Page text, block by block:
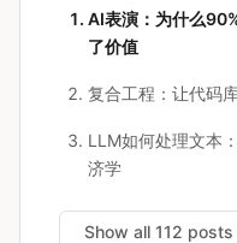
AI表演：为什么
了价值
复合工程：让代码
LLM如何处理文本
济学
Show all 112